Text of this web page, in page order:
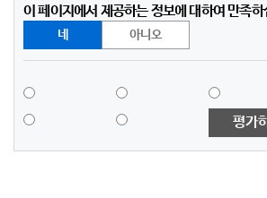
이 페이지에서 제공하는 정보에 대하여 만족
네 아니오
평가